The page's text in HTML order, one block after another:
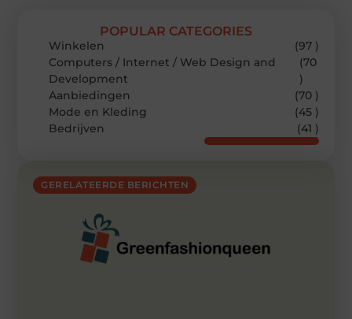
GERELATEERDE BERICHTEN
POPULAR CATEGORIES
Winkelen
(97 )
Computers / Internet / Web Design and
Development
(70
)
Aanbiedingen
(70 )
Mode en Kleding
(45 )
Bedrijven
(41 )